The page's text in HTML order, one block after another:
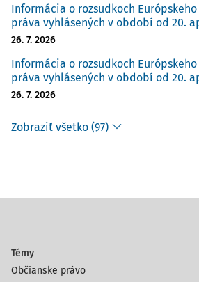
Informácia o rozsudkoch
práva vyhlásených v období od 20.
26. 7. 2026
Informácia o rozsudkoch
práva vyhlásených v období od 20.
26. 7. 2026
Zobraziť všetko (97)
Témy
Občianske právo